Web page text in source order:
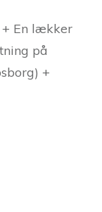
En lækker
på
+